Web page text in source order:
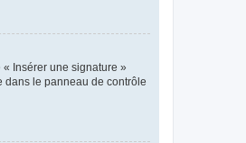
Insérer une signature »
dans le panneau de contrôle